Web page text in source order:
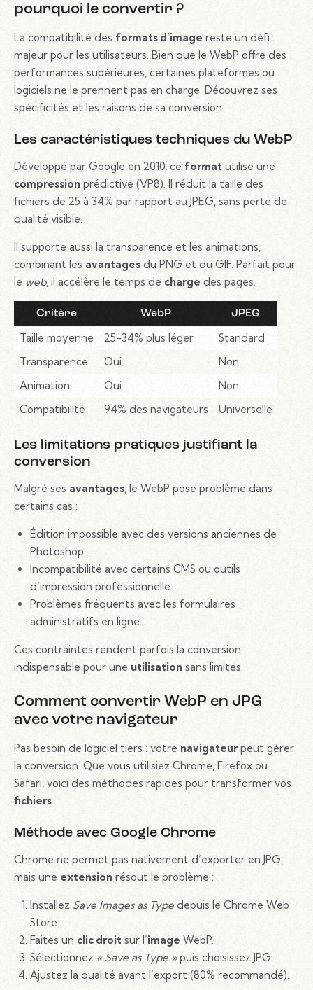
pourquoi le convertir ?
La compatibilité des formats d’image reste un défi
majeur pour les utilisateurs. Bien que le WebP offre des
performances supérieures, certaines plateformes ou
logiciels ne le prennent pas en charge. Découvrez ses
spécificités et les raisons de sa conversion.
Les caractéristiques techniques du WebP
Développé par Google en 2010, ce format utilise une
compression prédictive (VP8). Il réduit la taille des
fichiers de 25 à 34% par rapport au JPEG, sans perte de
qualité visible.
Il supporte aussi la transparence et les animations,
combinant les avantages du PNG et du GIF. Parfait pour
le web, il accélère le temps de charge des pages.
Critère WebP JPEG
Taille moyenne 25-34% plus léger
Standard
Transparence
Oui
Non
Animation
Oui
Non
Compatibilité
94% des navigateurs Universelle
Les limitations pratiques justifiant la
conversion
Malgré ses avantages , le WebP pose problème dans
certains cas :
Édition impossible avec des versions anciennes de
Photoshop.
Incompatibilité avec certains CMS ou outils
d’impression professionnelle.
Problèmes fréquents avec les formulaires
administratifs en ligne.
Ces contraintes rendent parfois la conversion
indispensable pour une utilisation sans limites.
Comment convertir WebP en JPG
avec votre navigateur
Pas besoin de logiciel tiers : votre navigateurpeut gérer
la conversion. Que vous utilisiez Chrome, Firefox ou
Safari, voici des méthodes rapides pour transformer vos
fichiers
Méthode avec Google Chrome
Chrome ne permet pas nativement d’exporter en JPG,
mais une extension résout le problème :
Installez Save Images as Typedepuis le Chrome Web
Store.
Faites un clic droitsur l’image WebP.
Sélectionnez « Save as Type »puis choisissez JPG.
Ajustez la qualité avant l’export (80% recommandé).